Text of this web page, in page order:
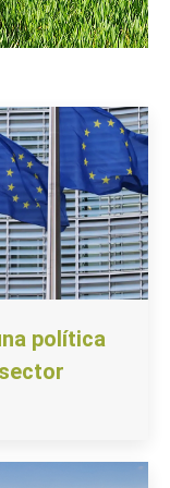
política